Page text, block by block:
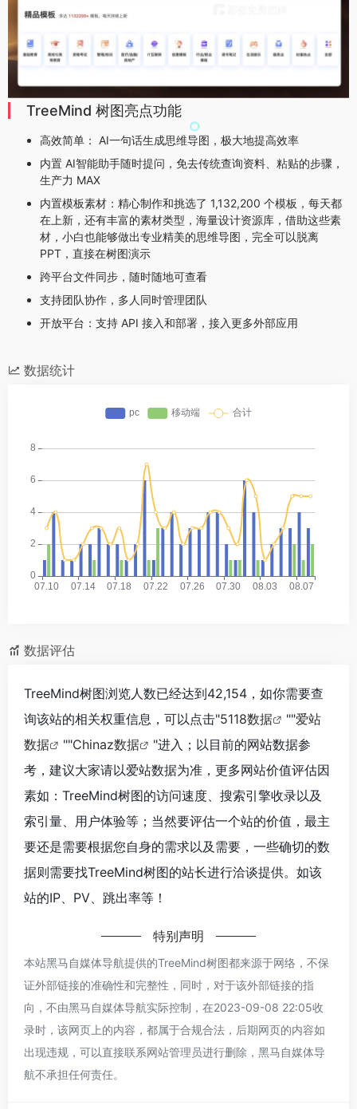
TreeMind 树图亮点功能
高效简单： AI一句话生成思维导图，极大地提高效率
内置 AI智能助手随时提问，免去传统查询资料、粘贴的步骤，
生产力 MAX
内置模板素材：精心制作和挑选了 1,132,200 个模板，每天都
在上新，还有丰富的素材类型，海量设计资源库，借助这些素
材，小白也能够做出专业精美的思维导图，完全可以脱离
PPT，直接在树图演示
跨平台文件同步，随时随地可查看
支持团队协作，多人同时管理团队
开放平台：支持 API 接入和部署，接入更多外部应用
数据统计
数据评估
TreeMind树图浏览人数已经达到42,154，如你需要查
询该站的相关权重信息，可以点击"5118数据 ""爱站
数据
""Chinaz数据
"进入；以目前的网站数据参
考，建议大家请以爱站数据为准，更多网站价值评估因
素如：TreeMind树图的访问速度、搜索引擎收录以及
索引量、用户体验等；当然要评估一个站的价值，最主
要还是需要根据您自身的需求以及需要，一些确切的数
据则需要找TreeMind树图的站长进行洽谈提供。如该
站的IP、PV、跳出率等！
特别声明
本站黑马自媒体导航提供的TreeMind树图都来源于网络，不保
证外部链接的准确性和完整性，同时，对于该外部链接的指
向，不由黑马自媒体导航实际控制，在2023-09-08 22:05收
录时，该网页上的内容，都属于合规合法，后期网页的内容如
出现违规，可以直接联系网站管理员进行删除，黑马自媒体导
航不承担任何责任。